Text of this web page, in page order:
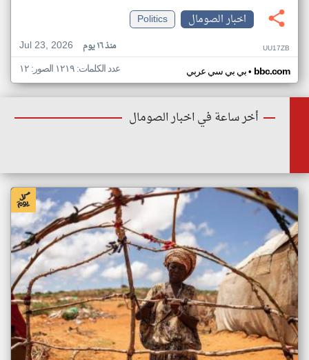
اخبار الصومال
Politics
Jul 23, 2026
منذ ١٦ يوم UU17ZB
بي بي سي عربي• bbc.com عدد الكلمات: ١٢١٩ الصور: ١٢
أخر ساعة في اخبار الصومال